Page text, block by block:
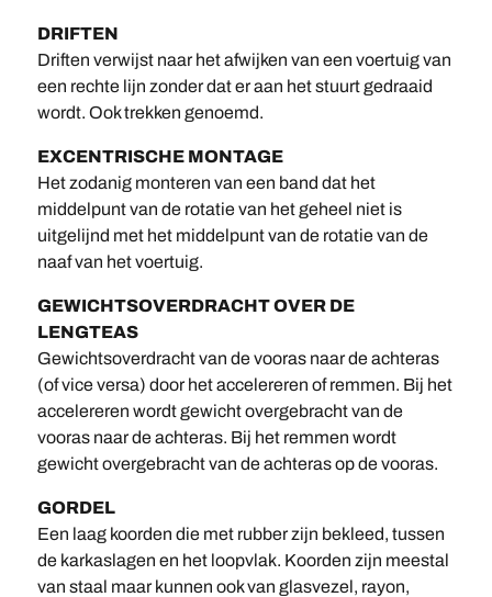
DRIFTEN
Driften verwijst naar het afwijken van een voertuig van
een rechte lijn zonder dat er aan het stuurt gedraaid
wordt. Ook trekken genoemd.
EXCENTRISCHE MONTAGE
Het zodanig monteren van een band dat het
middelpunt van de rotatie van het geheel niet is
uitgelijnd met het middelpunt van de rotatie van de
naaf van het voertuig.
GEWICHTSOVERDRACHT OVER DE
LENGTEAS
Gewichtsoverdracht van de vooras naar de achteras
(of vice versa) door het accelereren of remmen. Bij het
accelereren wordt gewicht overgebracht van de
vooras naar de achteras. Bij het remmen wordt
gewicht overgebracht van de achteras op de vooras.
GORDEL
Een laag koorden die met rubber zijn bekleed, tussen
de karkaslagen en het loopvlak. Koorden zijn meestal
van staal maar kunnen ook van glasvezel, rayon,